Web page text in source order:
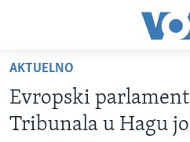
glavni
sadržaj
Pređi
na
TV PROGRAM
VIDEO
AKTUELNO
Evropski
Tribunala u Hagu